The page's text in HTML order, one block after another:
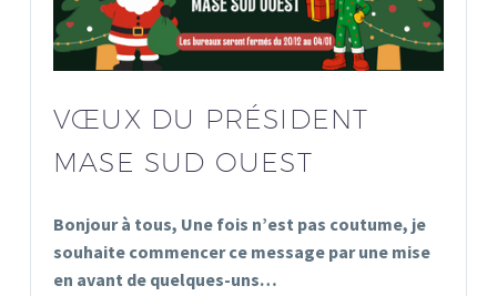
VŒUX DU PRÉSIDENT
MASE SUD OUEST
Bonjour à tous, Une fois n’est pas coutume, je
souhaite commencer ce message par une mise
en avant de quelques-uns…